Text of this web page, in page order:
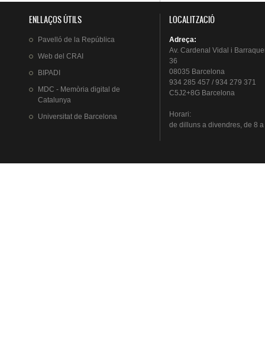
ENLLAÇOS ÚTILS
Pavelló de la República
Web del CRAI
BIPADI
MDC - Memòria digital de
Catalunya
Universitat de Barcelona
LOCALITZACIÓ
Adreça:
Av. Cardenal Vidal i
36
08035 Barcelona
934 285 457 / 934 279 371
C5J2+8G Barcelona
Horari:
de dillunsa divendres, de 8